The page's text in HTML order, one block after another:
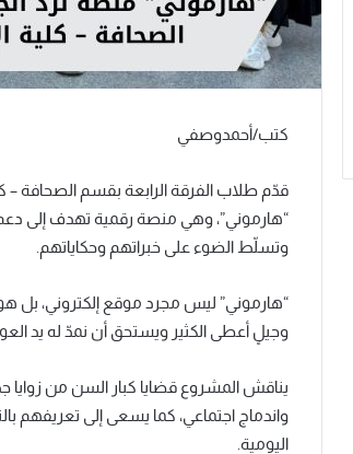
كتب/أحمدوصفي
“هارموني”، وهي منصة رقمية تهدف إلى
وتسلّط الضوء على خبراتهم وحكاياتهم.
“هارموني” ليس مجرد موقع إلكتروني، بل
وجيلٍ أعطى الكثير ويستحق أن نمدّ له يد
يناقش المشروع قضايا كبار السن من زوايا
واندماج اجتماعي، كما يسعى إلى تعريفهم
اليومية.